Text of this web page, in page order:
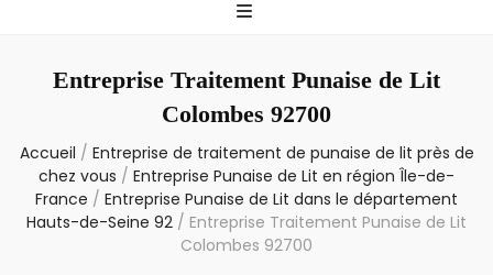
– Info
Entreprise Traitement Punaise de Lit
Colombes 92700
Accueil / Entreprise de traitement de punaise de lit près de
chez vous / Entreprise Punaise de Lit en région Île-de-
France / Entreprise Punaise de Lit dans le département
Hauts-de-Seine 92 / Entreprise Traitement Punaise de Lit
Colombes 92700